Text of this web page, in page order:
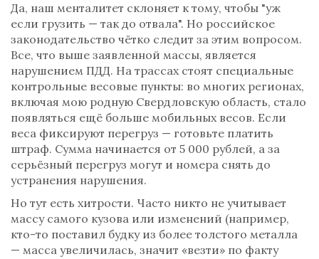
Да, наш менталитет склоняет к тому, чтобы "уж
если грузить — так до отвала". Но российское
законодательство чётко следит за этим вопросом.
Все, что выше заявленной массы, является
нарушением ПДД. На трассах стоят специальные
контрольные весовые пункты: во многих регионах,
включая мою родную Свердловскую область, стало
появляться ещё больше мобильных весов. Если
веса фиксируют перегруз — готовьте платить
штраф. Сумма начинается от 5 000 рублей, а за
серьёзный перегруз могут и номера снять до
устранения нарушения.
Но тут есть хитрости. Часто никто не учитывает
массу самого кузова или изменений (например,
кто-то поставил будку из более толстого металла
— масса увеличилась, значит «везти» по факту